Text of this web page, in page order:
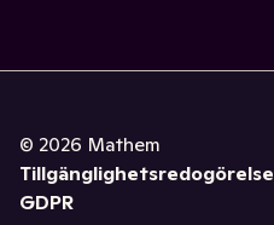
© 2026 Mathem
Tillgänglighetsredogörelse
GDPR